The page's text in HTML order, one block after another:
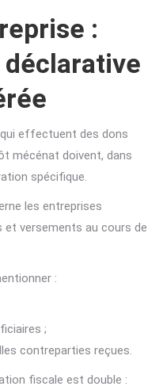
:
qui effectuent des dons
mécénat doivent, dans
spécifique.
les entreprises
et versements au cours de
:
;
contreparties reçues.
fiscale est double :